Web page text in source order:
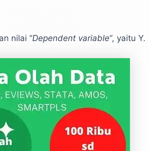
nilai “Dependent variable“, yaitu Y.